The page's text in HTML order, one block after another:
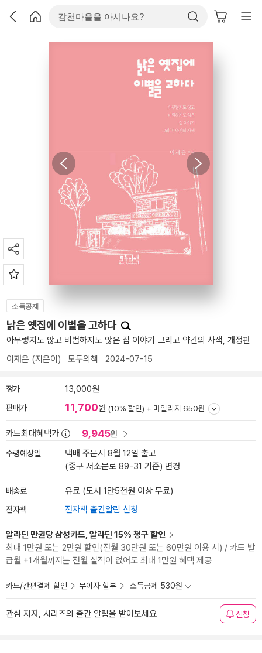
소득공제
낡은 옛집에 이별을 고하다
아무렇지도 않고 비범하지도 않은 집 이야기 그리고 약간의 사색, 개정판
이재은 (지은이) 모두의책 2024-07-15
정가 13,000원
판매가 11,700원 (10% 할인) + 마일리지 650원
카드최대혜택가 9,945원
수령예상일
택배 주문시 8월 12일 출고
(중구 서소문로 89-31 기준) 변경
배송료 유료 (도서 1만5천원 이상 무료)
전자책 전자책 출간알림 신청
알라딘 만권당 삼성카드, 알라딘 15% 청구 할인
최대 1만원 또는 2만원 할인(전월 30만원 또는 60만원 이용 시) / 카드 발
급월 +1개월까지는 전월 실적이 없어도 최대 1만원 혜택 제공
카드/간편결제 할인 무이자 할부 소득공제 530원
관심 저자, 시리즈의 출간 알림을 받아보세요 신청